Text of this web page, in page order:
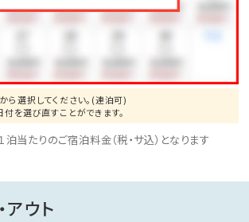
ます。
後のご利用について：チェックアウト当
利用いただけます。
円（12歳以上）の入湯税をご負担い
ト／西館和洋室の布団はお客様ご自
スタイルです。
ら選択してください。(連泊可)
付を選び直すことができます。
当たりのご宿泊料金（税・サ込）となります
アウト